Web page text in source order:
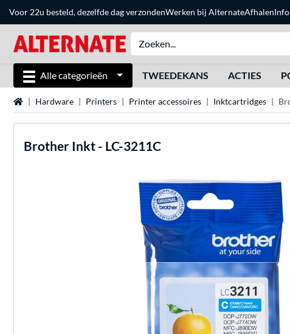
Voor 22u besteld, dezelfde dag verzondenWerken bij AlternateAfhalen
Alle categorieën TWEEDEKANS ACTIES
Home Hardware Printers Printer accessoires Inktcartridges
Brother Inkt - LC-3211C